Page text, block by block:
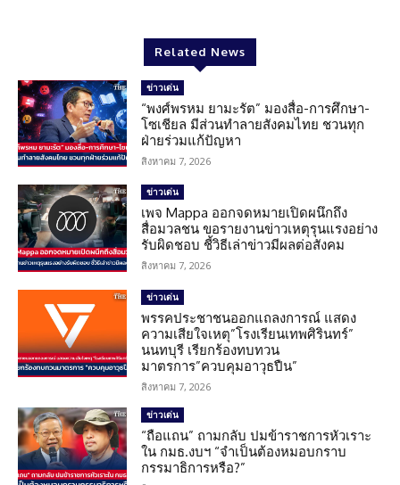
Related News
ข่าวเด่น
“พงศ์พรหม ยามะรัต” มองสื่อ-การศึกษา-
โซเชียล มีส่วนทำลายสังคมไทย ชวนทุก
ฝ่ายร่วมแก้ปัญหา
สิงหาคม 7, 2026
ข่าวเด่น
เพจ Mappa ออกจดหมายเปิดผนึกถึง
สื่อมวลชน ขอรายงานข่าวเหตุรุนแรงอย่าง
รับผิดชอบ ชี้วิธีเล่าข่าวมีผลต่อสังคม
สิงหาคม 7, 2026
ข่าวเด่น
พรรคประชาชนออกแถลงการณ์ แสดง
ความเสียใจเหตุ”โรงเรียนเทพศิรินทร์”
นนทบุรี เรียกร้องทบทวน
มาตรการ”ควบคุมอาวุธปืน”
สิงหาคม 7, 2026
ข่าวเด่น
“ถือแถน” ถามกลับ ปมข้าราชการหัวเราะ
ใน กมธ.งบฯ “จำเป็นต้องหมอบกราบ
กรรมาธิการหรือ?”